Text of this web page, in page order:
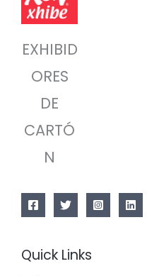
EXHIBID
ORES
DE
CARTÓ
N
Quick Links